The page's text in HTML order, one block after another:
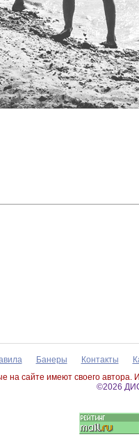
Банеры Контакты
на сайте имеют своего
©2026